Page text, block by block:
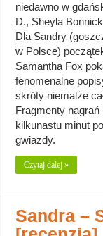
niedawno w
D., Sheyla
Dla Sandry
w Polsce)
Samantha Fox
fenomenalne
skróty niemalże
Fragmenty nagrań
kilkunastu minut
gwiazdy.
Czytaj dalej »
Sandra –